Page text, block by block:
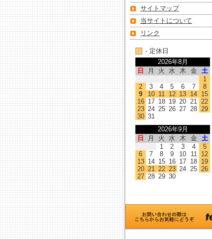
サイトマップ
当サイトについて
リンク
- 定休日
2026年8月
日
月 火 水 木 金
土
1
2
3 4 5 6 7
8
9
10 11 12 13 14 15
16 17 18 19 20 21 22
23 24 25 26 27 28 29
30 31
2026年9月
日
月 火 水 木 金
土
1
2 3 4
5
6
7 8 9 10 11
12
13 14 15 16 17 18 19
20 21 22 23 24 25 26
27 28 29 30